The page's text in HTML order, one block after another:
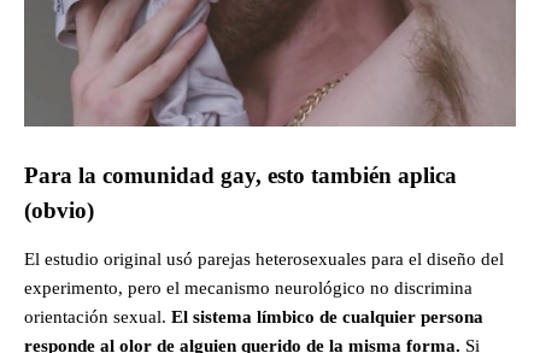
Para la comunidad gay, esto también aplica
(obvio)
El estudio original usó parejas heterosexuales para el diseño del
experimento, pero el mecanismo neurológico no discrimina
orientación sexual. El sistema límbico de cualquier persona
responde al olor de alguien querido de la misma forma. Si